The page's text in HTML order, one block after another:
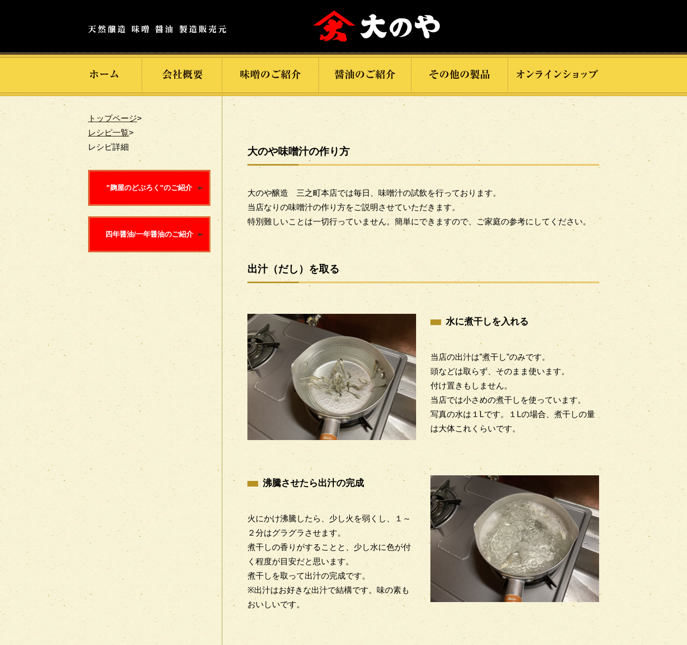
大のや味噌汁の作り方
大のや醸造 三之町本店では毎日、味噌汁の試飲を行っております。
当店なりの味噌汁の作り方をご説明させていただきます。
特別難しいことは一切行っていません。簡単にできますので、ご家庭の参考にしてください。
出汁（だし）を取る
水に煮干しを入れる
当店の出汁は”煮干し”のみです。
頭などは取らず、そのまま使います。
付け置きもしません。
当店では小さめの煮干しを使っています。
写真の水は１Lです。１Lの場合、煮干しの量
は大体これくらいです。
沸騰させたら出汁の完成
火にかけ沸騰したら、少し火を弱くし、１～
２分はグラグラさせます。
煮干しの香りがすることと、少し水に色が付
く程度が目安だと思います。
煮干しを取って出汁の完成です。
※出汁はお好きな出汁で結構です。味の素も
おいしいです。
トップページ>
レシピ一覧>
レシピ詳細
"麹屋のどぶろく"のご紹介
四年醤油/一年醤油のご紹介